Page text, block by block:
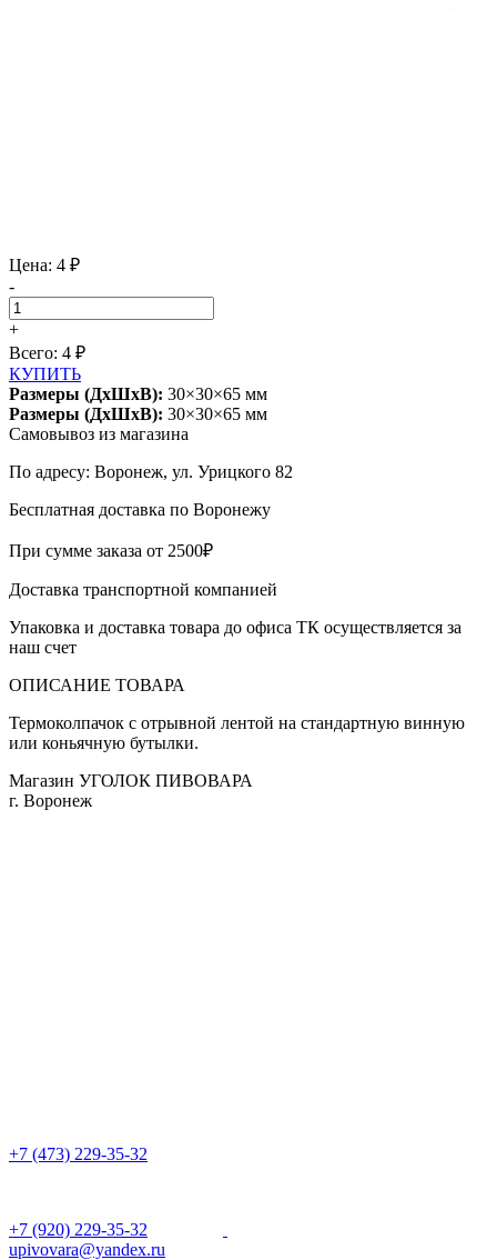
Цена: 4 ₽
-
+
Всего: 4 ₽
КУПИТЬ
Размеры (ДхШхВ): 30×30×65 мм
Размеры (ДхШхВ): 30×30×65 мм
Самовывоз из магазина
По адресу: Воронеж, ул. Урицкого 82
Бесплатная доставка по Воронежу
При сумме заказа от 2500₽
Доставка транспортной компанией
Упаковка и доставка товара до офиса ТК осуществляется за
наш счет
ОПИСАНИЕ ТОВАРА
Термоколпачок с отрывной лентой на стандартную винную
или коньячную бутылки.
Магазин УГОЛОК ПИВОВАРА
г. Воронеж
+7 (473) 229-35-32
+7 (920) 229-35-32
upivovara@yandex.ru